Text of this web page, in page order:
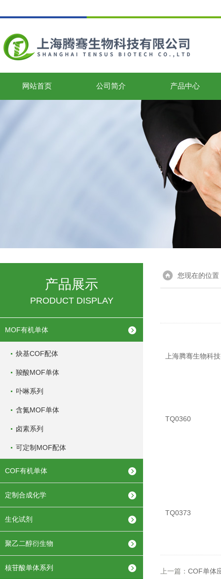
网站首页 公司简介 产品中心
产品展示
PRODUCT DISPLAY
MOF有机单体
炔基COF配体
羧酸MOF单体
卟啉系列
含氮MOF单体
卤素系列
可定制MOF配体
COF有机单体
定制合成化学
生化试剂
聚乙二醇衍生物
核苷酸单体系列
您现在的位置
上海腾骞生物科
TQ0360
TQ0373
上一篇： COF单体